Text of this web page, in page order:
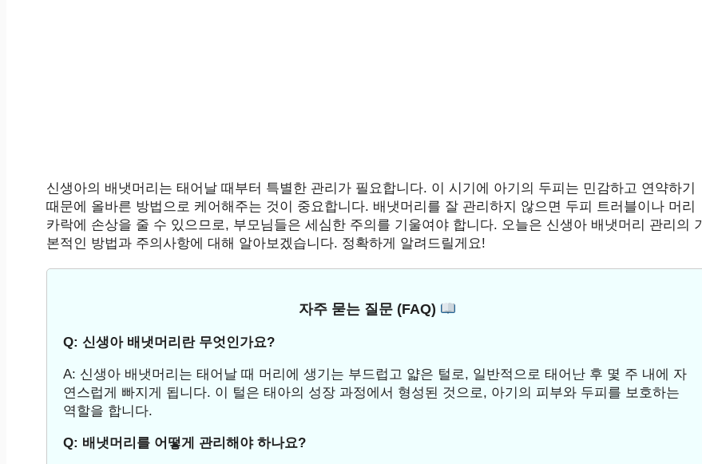
신생아의 배냇머리는 태어날 때부터 특별한 관리가 필요합니다. 이 시기에 아기의 두피는 민감하고 연약하기
때문에 올바른 방법으로 케어해주는 것이 중요합니다. 배냇머리를 잘 관리하지 않으면 두피 트러블이나 머리
카락에 손상을 줄 수 있으므로, 부모님들은 세심한 주의를 기울여야 합니다. 오늘은 신생아 배냇머리 관리의 기
본적인 방법과 주의사항에 대해 알아보겠습니다. 정확하게 알려드릴게요!
자주 묻는 질문 (FAQ)
Q: 신생아 배냇머리란 무엇인가요?
A: 신생아 배냇머리는 태어날 때 머리에 생기는 부드럽고 얇은 털로, 일반적으로 태어난 후 몇 주 내에 자
연스럽게 빠지게 됩니다. 이 털은 태아의 성장 과정에서 형성된 것으로, 아기의 피부와 두피를 보호하는
역할을 합니다.
Q: 배냇머리를 어떻게 관리해야 하나요?